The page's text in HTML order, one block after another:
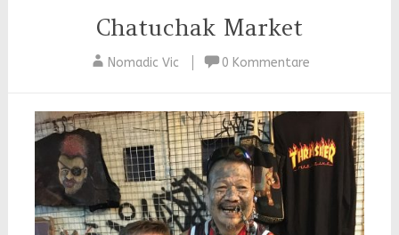
Chatuchak Market
Nomadic Vic 0 Kommentare